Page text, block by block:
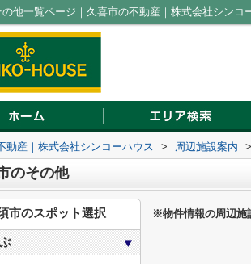
の他一覧ページ｜久喜市の不動産｜株式会社シンコ
動産｜株式会社シンコーハウス > 周辺施設案内 >
のその他
※物件情報の周辺施
市のスポット選択